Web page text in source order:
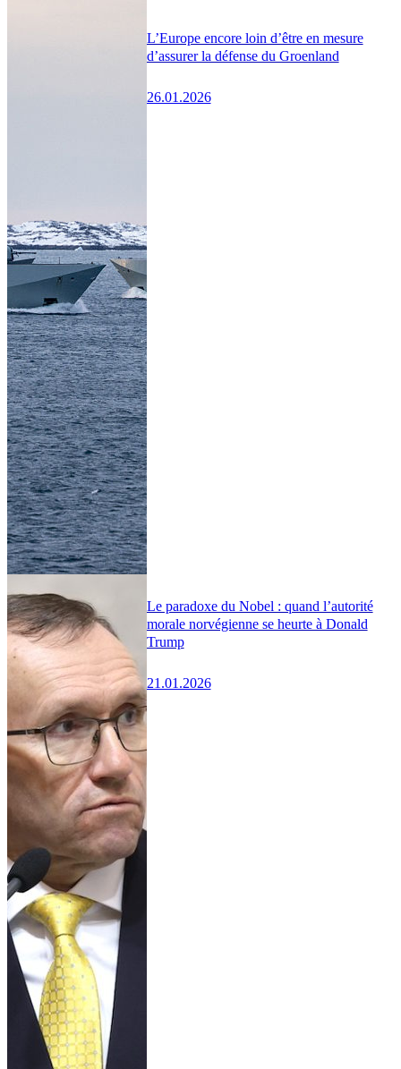
L’Europe encore loin d’être en mesure
d’assurer la défense du Groenland
26.01.2026
Le paradoxe du Nobel : quand l’autorité
morale norvégienne se heurte à Donald
Trump
21.01.2026